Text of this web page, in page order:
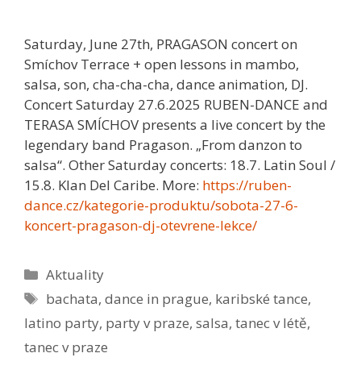
Saturday, June 27th, PRAGASON concert on
Smíchov Terrace + open lessons in mambo,
salsa, son, cha-cha-cha, dance animation, DJ.
Concert Saturday 27.6.2025 RUBEN-DANCE and
TERASA SMÍCHOV presents a live concert by the
legendary band Pragason. „From danzon to
salsa“. Other Saturday concerts: 18.7. Latin Soul /
15.8. Klan Del Caribe. More: https://ruben-
dance.cz/kategorie-produktu/sobota-27-6-
koncert-pragason-dj-otevrene-lekce/
Rubriky
Aktuality
Štítky
bachata,dance in prague, karibské tance,
latino party, party v praze, salsa, tanec v létě,
tanec v praze